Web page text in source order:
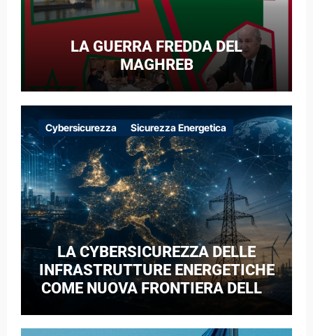
LA GUERRA FREDDA DEL
MAGHREB
Cybersicurezza Sicurezza Energetica
LA CYBERSICUREZZA DELLE
INFRASTRUTTURE ENERGETICHE
COME NUOVA FRONTIERA DELLA
CASO DELLE RETI ELETTRICHE